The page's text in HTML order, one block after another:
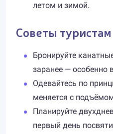
летом и зимой.
Советы туристам
Бронируйте
заранее — особенно
Одевайтесь по
меняется с
Планируйте
первый день